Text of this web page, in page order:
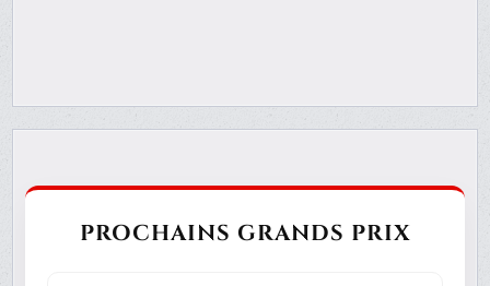
PROCHAINS GRANDS PRIX